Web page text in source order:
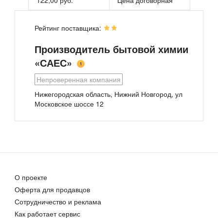
Цена договорная
76,00 руб.
Рейтинг поставщика:
Производитель бытовой химии
«САЕС»
1
Непроверенная компания
Нижегородская область, Нижний Новгород, ул
Московское шоссе 12
О проекте
Оферта для продавцов
Сотрудничество и реклама
Как работает сервис